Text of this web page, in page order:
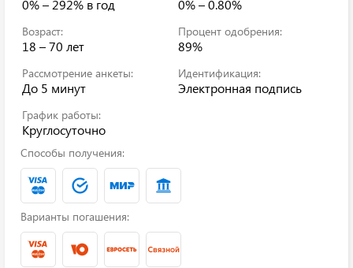
0% – 292% в год 0% – 0.80%
Возраст:
18 – 70 лет
Процент одобрения:
89%
Рассмотрение анкеты:
До 5 минут
Идентификация:
Электронная подпись
График работы:
Круглосуточно
Способы получения:
Варианты погашения: